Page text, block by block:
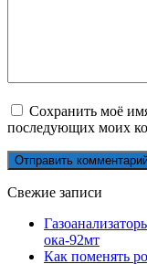
Сохранить моё
последующих моих
Свежие записи
ока-92мт
Как поменять